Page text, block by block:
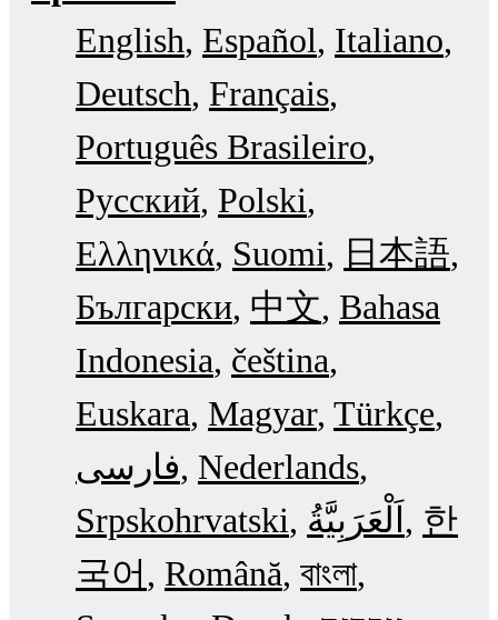
English Español Italiano
Deutsch Français
Português Brasileiro
Русский Polski
Ελληνικά Suomi
日本語
Български 中文 Bahasa
Indonesia čeština
Euskara Magyar Türkçe
فارسی Nederlands
Srpskohrvatski
한
국어
Română বাংলা